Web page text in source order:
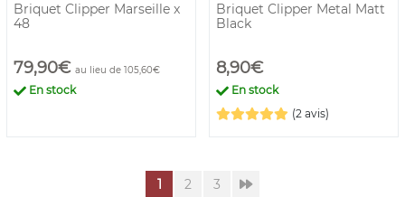
Briquet Clipper Marseille x
48
79,90€ au lieu de 105,60€
En stock
Briquet Clipper Metal Matt
Black
8,90€
En stock
(2 avis)
1 2 3